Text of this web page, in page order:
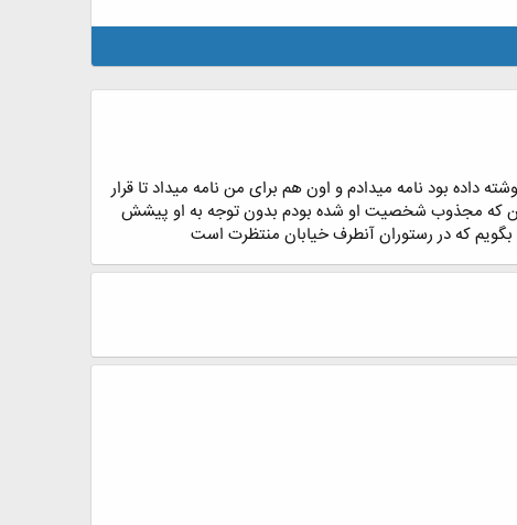
بود نامه میدادم و اون هم برای من نامه میداد تا قرار
من که مجذوب شخصیت او شده بودم بدون توجه به او پیشش
که در رستوران آنطرف خیابان منتظرت است